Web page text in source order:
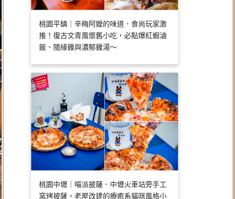
桃園平鎮｜辛梅阿嬤的味道．食尚玩家激
推！復古文青風懷舊小吃，必點爆紅蝦滷
飯、隨緣雞與濃郁雞湯～
桃園中壢｜喵派披薩．中壢火車站旁手工
窯烤披薩，老屋改建的療癒系貓咪風格小